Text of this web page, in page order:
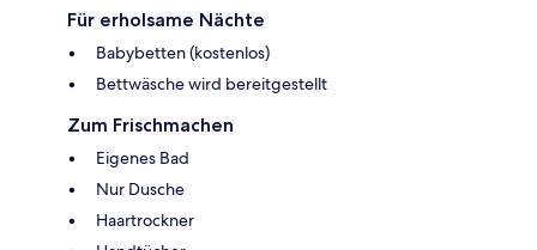
Für erholsame Nächte
Babybetten (kostenlos)
Bettwäsche wird bereitgestellt
Zum Frischmachen
Eigenes Bad
Nur Dusche
Haartrockner